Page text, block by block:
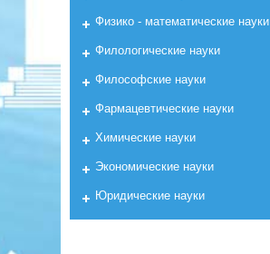
Физико - математические науки
Филологические науки
Философские науки
Фармацевтические науки
Химические науки
Экономические науки
Юридические науки